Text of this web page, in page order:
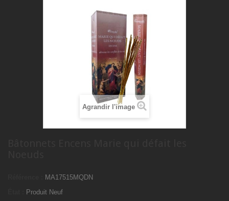
Agrandir l'image
MA17515MQDN
Produit Neuf